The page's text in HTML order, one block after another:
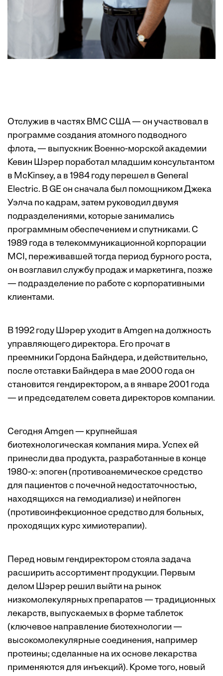
Отслужив в частях ВМС США — он участвовал в
программе создания атомного подводного
флота, — выпускник Военно-морской академии
Кевин Шэрер поработал младшим консультантом
в McKinsey, а в 1984 году перешел в General
Electric. В GE он сначала был помощником Джека
Уэлча по кадрам, затем руководил двумя
подразделениями, которые занимались
программным обеспечением и спутниками. С
1989 года в телекоммуникационной корпорации
MCI, переживавшей тогда период бурного роста,
он возглавил службу продаж и маркетинга, позже
— подразделение по работе с корпоративными
клиентами.
В 1992 году Шэрер уходит в Amgen на должность
управляющего директора. Его прочат в
преемники Гордона Байндера, и действительно,
после отставки Байндера в мае 2000 года он
становится гендиректором, а в январе 2001 года
— и председателем совета директоров компании.
Сегодня Amgen — крупнейшая
биотехнологическая компания мира. Успех ей
принесли два продукта, разработанные в конце
1980-х: эпоген (противоанемическое средство
для пациентов с почечной недостаточностью,
находящихся на гемодиализе) и нейпоген
(противоинфекционное средство для больных,
проходящих курс химиотерапии).
Перед новым гендиректором стояла задача
расширить ассортимент продукции. Первым
делом Шэрер решил выйти на рынок
низкомолекулярных препаратов — традиционных
лекарств, выпускаемых в форме таблеток
(ключевое направление биотехнологии —
высокомолекулярные соединения, например
протеины; сделанные на их основе лекарства
применяются для инъекций). Кроме того, новый